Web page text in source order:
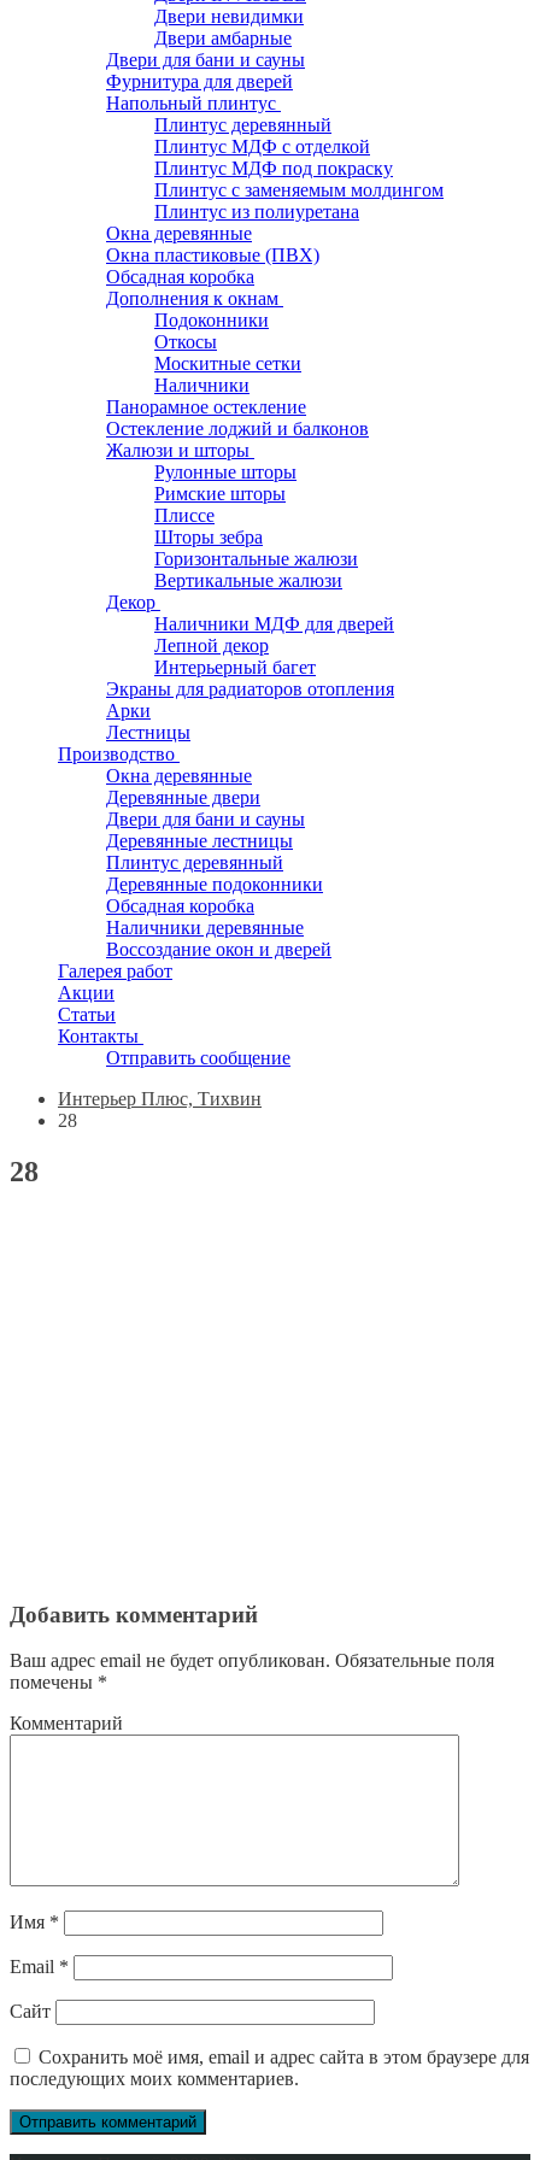
Двери невидимки
Двери амбарные
Двери для бани и сауны
Фурнитура для дверей
Напольный плинтус
Плинтус деревянный
Плинтус МДФ с отделкой
Плинтус МДФ под покраску
Плинтус с заменяемым молдингом
Плинтус из полиуретана
Окна деревянные
Окна пластиковые (ПВХ)
Обсадная коробка
Дополнения к окнам
Подоконники
Откосы
Москитные сетки
Наличники
Панорамное остекление
Остекление лоджий и балконов
Жалюзи и шторы
Рулонные шторы
Римские шторы
Плиссе
Шторы зебра
Горизонтальные жалюзи
Вертикальные жалюзи
Декор
Наличники МДФ для дверей
Лепной декор
Интерьерный багет
Экраны для радиаторов отопления
Арки
Лестницы
Производство
Окна деревянные
Деревянные двери
Двери для бани и сауны
Деревянные лестницы
Плинтус деревянный
Деревянные подоконники
Обсадная коробка
Наличники деревянные
Воссоздание окон и дверей
Галерея работ
Акции
Статьи
Контакты
Отправить сообщение
Интерьер Плюс, Тихвин
28
28
Добавить комментарий
Ваш адрес email не будет опубликован. Обязательные поля
помечены *
Комментарий
Имя *
Email *
Сайт
Сохранить моё имя, email и адрес сайта в этом браузере для
последующих моих комментариев.